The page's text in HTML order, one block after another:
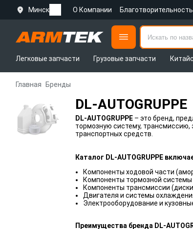
Минск О Компании Благотворительность
Легковые запчасти
Грузовые запчасти
Главная Бренды
DL-AUTOGRUPPE
DL-AUTOGRUPPE – это бренд,
тормозную систему,
транспортных средств.
Каталог DL-AUTOGRUPPE
Компоненты ходовой части
Компоненты тормозной системы
Компоненты трансмиссии
Двигателя и системы
Электрооборудование и
Преимущества бренда DL-